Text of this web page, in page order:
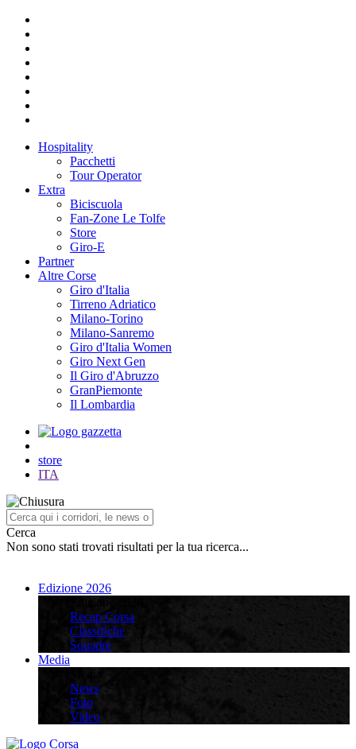
Hospitality
Pacchetti
Tour Operator
Extra
Biciscuola
Fan-Zone Le Tolfe
Store
Giro-E
Partner
Altre Corse
Giro d'Italia
Tirreno Adriatico
Milano-Torino
Milano-Sanremo
Giro d'Italia Women
Giro Next Gen
Il Giro d'Abruzzo
GranPiemonte
Il Lombardia
store
ITA
Cerca
Non sono stati trovati risultati per la tua ricerca...
Edizione 2026
Recap Corsa
Classifiche
Squadre
Media
News
Foto
Video